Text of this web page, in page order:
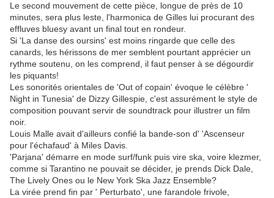
Le second mouvement de cette pièce, longue de près de 10
minutes, sera plus leste, l'harmonica de Gilles lui procurant des
effluves bluesy avant un final tout en rondeur.
Si 'La danse des oursins' est moins ringarde que celle des
canards, les hérissons de mer semblent pourtant apprécier un
rythme soutenu, on les comprend, il faut penser à se dégourdir
les piquants!
Les sonorités orientales de 'Out of copain' évoque le célèbre '
Night in Tunesia' de Dizzy Gillespie, c'est assurément le style de
composition pouvant servir de soundtrack pour illustrer un film
noir.
Louis Malle avait d'ailleurs confié la bande-son d' 'Ascenseur
pour l'échafaud' à Miles Davis.
'Parjana' démarre en mode surf/funk puis vire ska, voire klezmer,
comme si Tarantino ne pouvait se décider, je prends Dick Dale,
The Lively Ones ou le New York Ska Jazz Ensemble?
La virée prend fin par ' Perturbato', une farandole frivole,